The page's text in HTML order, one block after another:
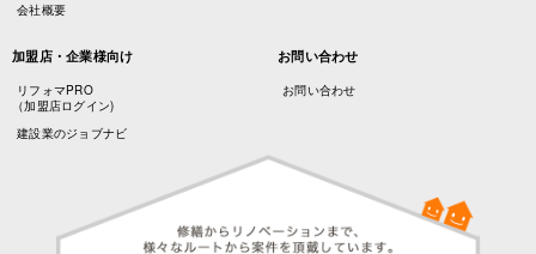
会社概要
加盟店・企業様向け
リフォマPRO
（加盟店ログイン)
建設業のジョブナビ
お問い合わせ
お問い合わせ